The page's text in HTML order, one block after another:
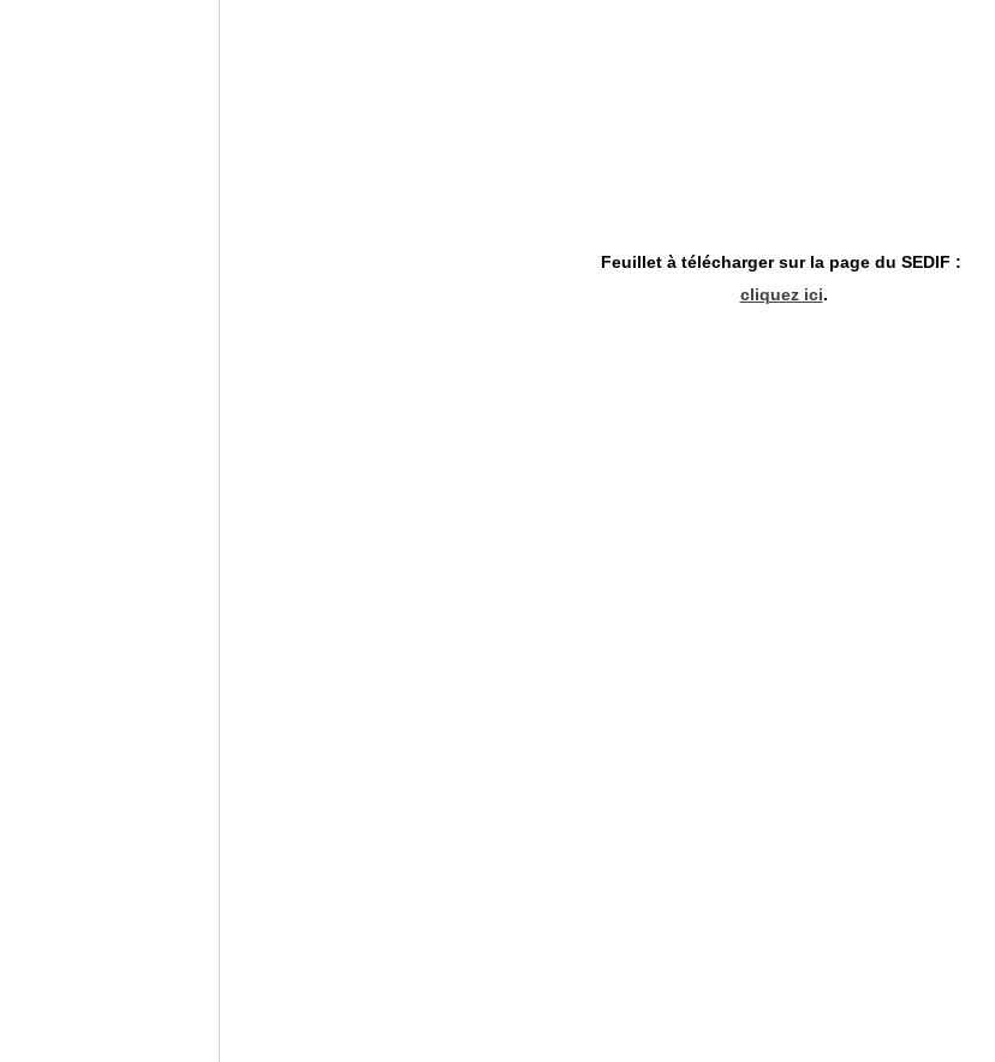
Feuillet à télécharger sur la page du SEDIF :
cliquez ici.